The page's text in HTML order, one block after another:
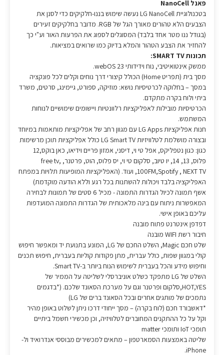
פאנל NanoCell
בטכנולוגיית LG NanoCell נעשה שימוש בננו-חלקיקים כדי לסנן את
הצבעים הלא טהורים מאורך הגל של RGB. מדובר בחלקיקים זעירים
(בגודל ננו מטר אחד בלבד) המסוגלים לספוג את הפרעות האור וע"י כך
להחזיר את הצבע הטהור והמלא בדיוק כמו שרואים במציאות.
תכונות SMART TV:
ממשק אינטואיטיבי, נוח וידידותי 23 webOS.
מסך בית (תפריט Home) הכולל קיצורי דרך נוחים וקלים לכל פונקציה
במסך – בחלוקה לכרטיסיות נושא: מוזיקה, ספורט, גיימינג, סרטים, משרד
ביתי ולוח בקרה מתקדם.
הכרטיסיות מובילות לאפליקציות רלוונטיות ויישומים שימושיים לנוחות
המשתמש.
חנות אפליקציות LG Apps עם מגוון רחב של אפליקציות מותאמות במיוחד
ובצורה מושלמת לטלוויזיות LG Smart TV כולל אפליקציות תוכן מרשימות
כגון: כגון נטפליקס, אפל טי וי, דיסני, אמזון פריים וידיאו, כאן בוקס,12
פלוס, 13, 14, יו טיוב, סלקום טי וי, יס פלוס, הוט, פרטנר, free tv,
100FM,Spotify , NEXT TV, ועוד. (האפליקציות המופיעות תלויות במפתח
האפליקציה בלבד ויכולות להשתנות בכל רגע וללא הודעה מוקדמת)
אשף תמונה לכיול הגדרות התמונה - מכיל 6 סטים של תמונות לבחירה
המאפשרות ניתוח עם בינה מלאכותית של הגדרות התמונה המועדפות
עליכם באופן אישי.
דפדפן אינטרנט פתוח מובנה
חיבור רשת WIFI מובנה
שלט חכם Magic, השלט החכם של LG, המונע בתנועת יד ומאפשר חיפוש
קולי במגוון שפות, כולל עברית, מתן פקודות קוליות בעברית, חיפוש תכנים
וחיפוש מידע והכל בעברית לשימוש הנוח ביותר ב-Smart TV.
השלט של LG מתפקד כשלט אוניברסלי לשליטה על הממיר של
HOT,YES,סלקום ופרטנר וגם על מערכת הסאונד שלכם. (*בדגמים
נתמכים של מותגים אחרים ובכל הסאונד ברים של LG)
*דאשבורד חכם (לוח בקרה) – מסך ייחודי דרכו ניתן לשלוט באופן מהיר
וקל על כל ההתקנים המחוברים לטלוויזיה, וכן מכשירי חשמל ביתיים
תומכי IoT ותומכי matter
שליטה באמצעות הסמארטפון – מתאים למכשירים מבוססי אנדרואיד ול-
iPhone.